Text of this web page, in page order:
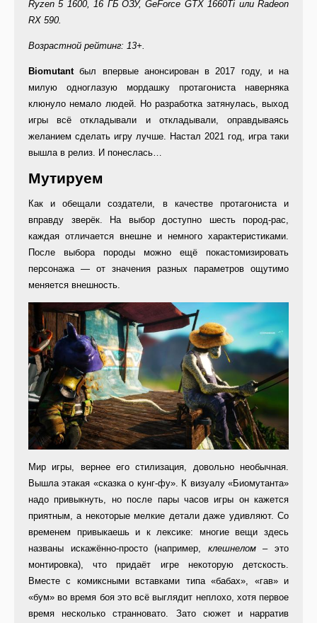
Ryzen 5 1600, 16 ГБ ОЗУ, GeForce GTX 1660Ti или Radeon
RX 590.
Возрастной рейтинг: 13+.
Biomutantбыл впервые анонсирован в 2017 году, и на
милую одноглазую мордашку протагониста наверняка
клюнуло немало людей. Но разработка затянулась, выход
игры всё откладывали и откладывали, оправдываясь
желанием сделать игру лучше. Настал 2021 год, игра таки
вышла в релиз. И понеслась…
Мутируем
Как и обещали создатели, в качестве протагониста и
вправду зверёк. На выбор доступно шесть пород-рас,
каждая отличается внешне и немного характеристиками.
После выбора породы можно ещё покастомизировать
персонажа — от значения разных параметров ощутимо
меняется внешность.
Мир игры, вернее его стилизация, довольно необычная.
Вышла этакая «сказка о кунг-фу». К визуалу «Биомутанта»
надо привыкнуть, но после пары часов игры он кажется
приятным, а некоторые мелкие детали даже удивляют. Со
временем привыкаешь и к лексике: многие вещи здесь
названы искажённо-просто (например, клешнелом– это
монтировка), что придаёт игре некоторую детскость.
Вместе с комиксными вставками типа «бабах», «гав» и
«бум» во время боя это всё выглядит неплохо, хотя первое
время несколько странновато. Зато сюжет и нарратив